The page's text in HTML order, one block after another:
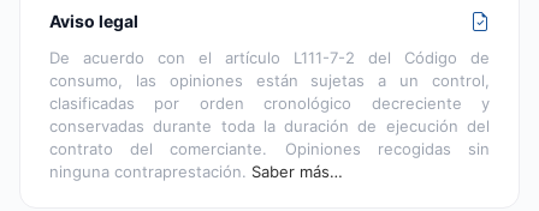
Aviso legal
De acuerdo con el artículo L111-7-2 del Código de
consumo, las opiniones están sujetas a un control,
clasificadas por orden cronológico decreciente y
conservadas durante toda la duración de ejecución del
contrato del comerciante. Opiniones recogidas sin
ninguna contraprestación. Saber más…